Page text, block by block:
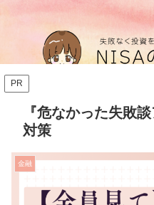
PR
『危なかった失敗
対策
金融